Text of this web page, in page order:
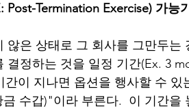
Post-Termination Exercise) 가능
않은 상태로 그 회사를 그만두
결정하는 것을 일정 기간(Ex. 3
간이 지나면 옵션을 행사할 수
수갑)"이라 부른다.  이 기간을